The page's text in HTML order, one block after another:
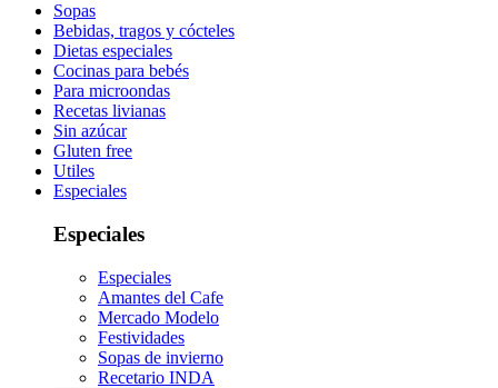
Sopas
Bebidas, tragos y cócteles
Dietas especiales
Cocinas para bebés
Para microondas
Recetas livianas
Sin azúcar
Gluten free
Utiles
Especiales
Especiales
Especiales
Amantes del Cafe
Mercado Modelo
Festividades
Sopas de invierno
Recetario INDA